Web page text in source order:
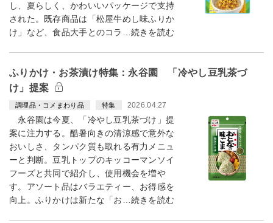
し、夏らしく、かわいいパッケージで支持
された。既存商品は「松屋牛めし味ふりか
け」など、食品大手とのコラ…続きを読む
ふりかけ・お茶漬け特集：永谷園 「冷やし豆乳茶づ
け」提案
調理品・コメまわり品 特集 2026.04.27
永谷園は今夏、「冷やし豆乳茶づけ」提
案に注力する。酷暑向きの清涼感で意外な
おいしさ、タンパク質も取れる有力メニュ
ーと判断。豆乳トップのキッコーマンソイ
フーズと共同で紹介し、使用機会を増や
す。アソート品はバラエティー、お得感を
向上。ふりかけは新たな「お…続きを読む